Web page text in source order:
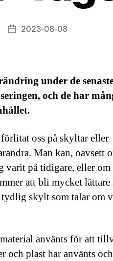
Inläggsdatum
2023-08-08
under de
och de har
oss på skyltar eller
Man kan, oavsett
varit på tidigare, eller om
att bli mycket lättare
skylt som talar om
använts för att
och plast har använts och